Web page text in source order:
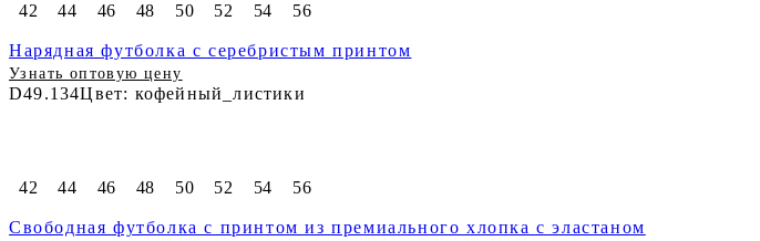
42 44 46 48 50 52 54 56
Нарядная футболка с серебристым принтом
Узнать оптовую цену
D49.134Цвет: кофейный_листики
42 44 46 48 50 52 54 56
Свободная футболка с принтом из премиального хлопка с эластаном